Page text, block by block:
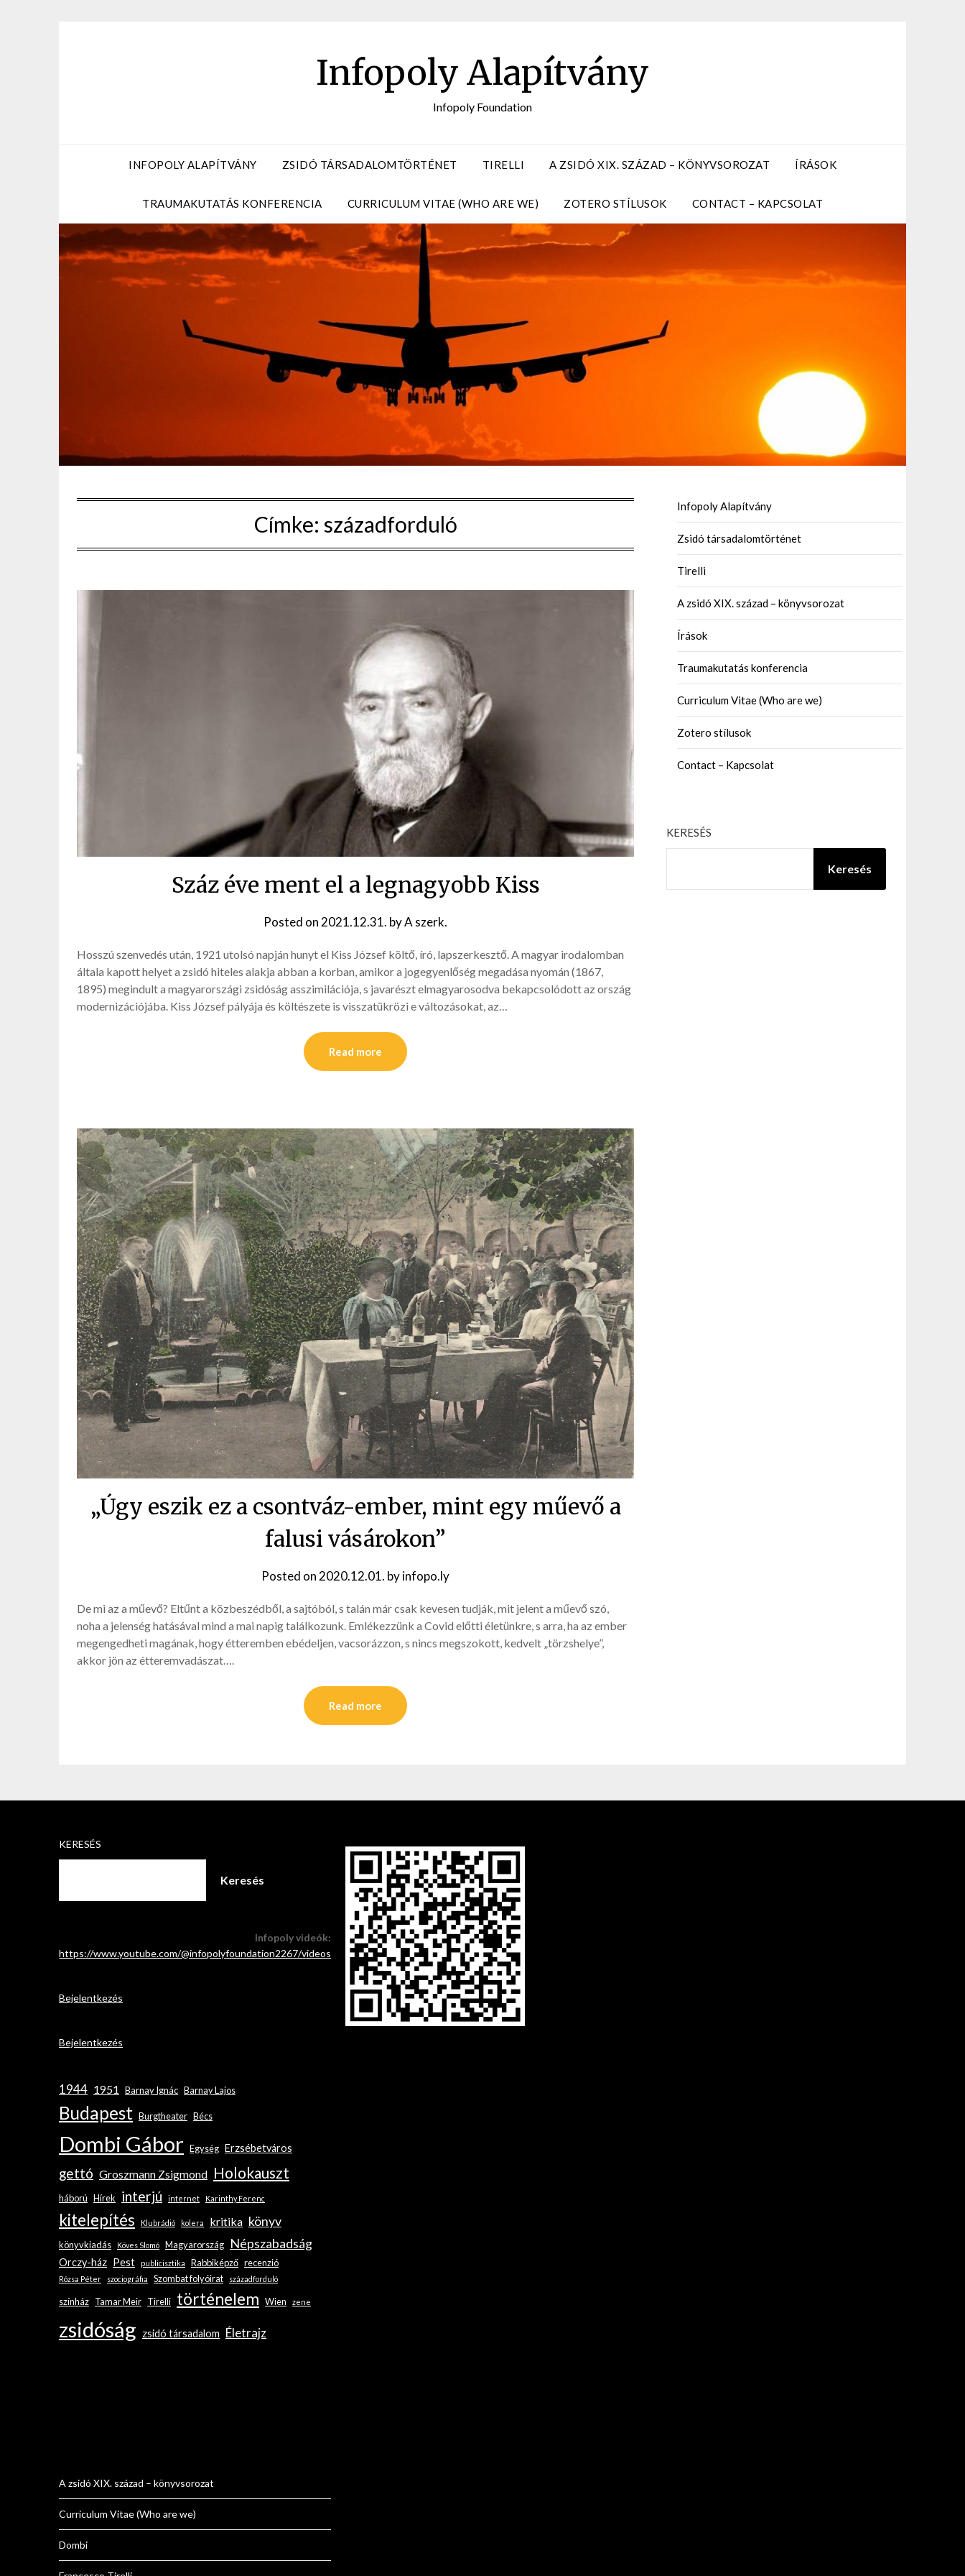
Infopoly Alapítvány
Infopoly Foundation
INFOPOLY ALAPÍTVÁNY ZSIDÓ TÁRSADALOMTÖRTÉNET TIRELLI A ZSIDÓ XIX. SZÁZAD – KÖNYVSOROZAT ÍRÁSOK
TRAUMAKUTATÁS KONFERENCIA CURRICULUM VITAE (WHO ARE WE) ZOTERO STÍLUSOK CONTACT – KAPCSOLAT
Címke: századforduló
Száz éve ment el a legnagyobb Kiss
Posted on 2021.12.31. byA szerk.
Hosszú szenvedés után, 1921 utolsó napján hunyt el Kiss József költő, író, lapszerkesztő. A magyar irodalomban
általa kapott helyet a zsidó hiteles alakja abban a korban, amikor a jogegyenlőség megadása nyomán (1867,
1895) megindult a magyarországi zsidóság asszimilációja, s javarészt elmagyarosodva bekapcsolódott az ország
modernizációjába. Kiss József pályája és költészete is visszatükrözi e változásokat, az…
Read more
„Úgy eszik ez a csontváz-ember, mint egy műevő a
falusi vásárokon”
Posted on 2020.12.01. byinfopo.ly
De mi az a műevő? Eltűnt a közbeszédből, a sajtóból, s talán már csak kevesen tudják, mit jelent a műevő szó,
noha a jelenség hatásával mind a mai napig találkozunk. Emlékezzünk a Covid előtti életünkre, s arra, ha az ember
megengedheti magának, hogy étteremben ebédeljen, vacsorázzon, s nincs megszokott, kedvelt „törzshelye”,
akkor jön az étteremvadászat….
Read more
Infopoly Alapítvány
Zsidó társadalomtörténet
Tirelli
A zsidó XIX. század – könyvsorozat
Írások
Traumakutatás konferencia
Curriculum Vitae (Who are we)
Zotero stílusok
Contact – Kapcsolat
KERESÉS
Keresés
KERESÉS
Keresés
Infopoly videók:
https://www.youtube.com/@infopolyfoundation2267/videos
Bejelentkezés
Bejelentkezés
1944 1951 Barnay Ignác Barnay Lajos
Budapest Burgtheater Bécs
Dombi Gábor Egység Erzsébetváros
gettó Groszmann Zsigmond Holokauszt
háború Hírek interjú internet Karinthy Ferenc
kitelepítés Klubrádió kolera kritika könyv
könyvkiadás Köves Slomó Magyarország Népszabadság
Orczy-ház Pest publicisztika Rabbiképző recenzió
Rózsa Péter szociográfia Szombat folyóirat századforduló
színház Tamar Meir Tirelli történelem Wien zene
zsidóság zsidó társadalom Életrajz
A zsidó XIX. század – könyvsorozat
Curriculum Vitae (Who are we)
Dombi